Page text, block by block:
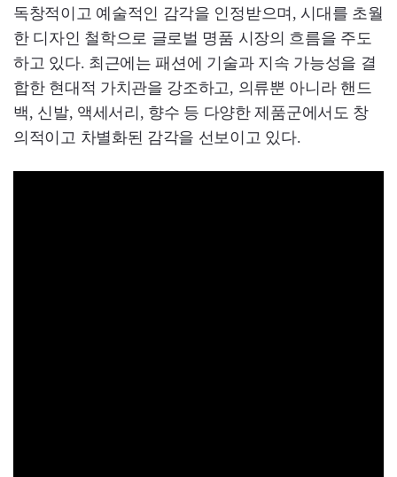
독창적이고 예술적인 감각을 인정받으며, 시대를 초월
한 디자인 철학으로 글로벌 명품 시장의 흐름을 주도
하고 있다. 최근에는 패션에 기술과 지속 가능성을 결
합한 현대적 가치관을 강조하고, 의류뿐 아니라 핸드
백, 신발, 액세서리, 향수 등 다양한 제품군에서도 창
의적이고 차별화된 감각을 선보이고 있다.